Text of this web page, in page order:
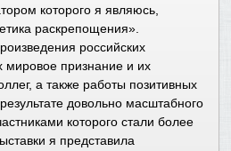
которого я являюсь,
раскрепощения».
российских
мировое признание и их
а также работы позитивных
довольно масштабного
которого стали более
я представила